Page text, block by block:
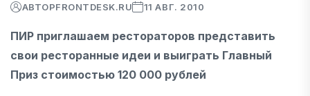
АВТОРFRONTDESK.RU 11 АВГ. 2010
ПИР приглашаем рестораторов представить
свои ресторанные идеи и выиграть Главный
Приз стоимостью 120 000 рублей